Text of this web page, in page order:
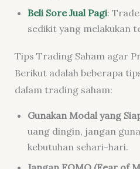
Beli Sore Jual Pagi:
sedikit yang melakukan
Tips Trading Saham agar
Berikut adalah beberapa
dalam trading saham:
Gunakan Modal yang
uang dingin, jangan
kebutuhan sehari-hari.